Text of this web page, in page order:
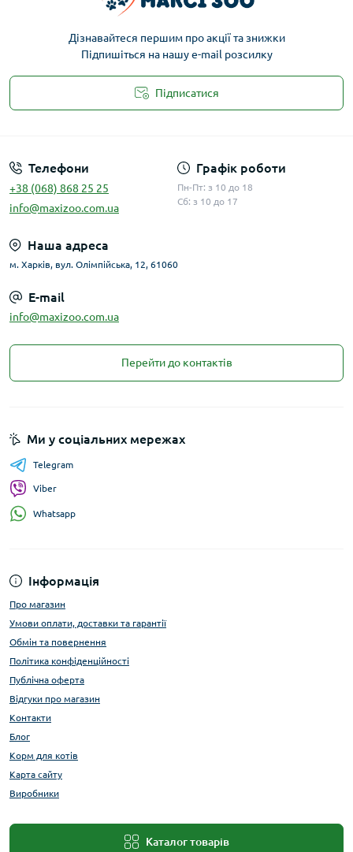
Дізнавайтеся першим про акції та знижки
Підпишіться на нашу e-mail розсилку
Підписатися
Телефони
+38 (068) 868 25 25
info@maxizoo.com.ua
Графік роботи
Пн-Пт: з 10 до 18
Сб: з 10 до 17
Наша адреса
м. Харків, вул. Олімпійська, 12, 61060
E-mail
info@maxizoo.com.ua
Перейти до контактів
Інформація
Про магазин
Умови оплати, доставки та гарантії
Обмін та повернення
Політика конфіденційності
Публічна оферта
Відгуки про магазин
Контакти
Блог
Корм для котів
Карта сайту
Виробники
Каталог товарів
Ми у соціальних мережах
Telegram
Viber
Whatsapp